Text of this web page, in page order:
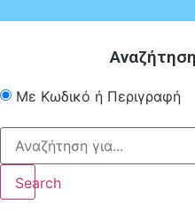
Με Κωδικό ή Περιγραφή
Search